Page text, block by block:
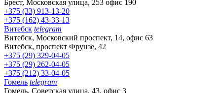
Брест, Московская улица, 253 офис 190
+375 (33) 913-13-20
+375 (162) 43-33-13
Витебск telegram
Витебск, Московский проспект, 14, офис 63
Витебск, проспект Фрунзе, 42
+375 (29) 329-04-05
+375 (29) 262-04-05
+375 (212) 33-04-05
Гомель telegram
Гомель, Советская улица, 43, офис 3